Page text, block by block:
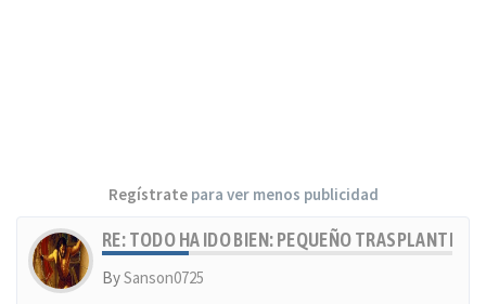
Regístratepara ver menos publicidad
RE: TODO HA IDO BIEN: PEQUEÑO TRASPLANTE,
BySanson0725